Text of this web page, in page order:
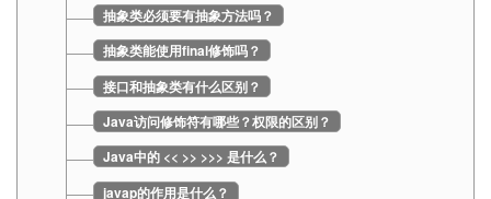
抽象类必须要有抽象方法吗？
抽象类能使用final修饰吗？
接口和抽象类有什么区别？
Java访问修饰符有哪些？权限的区别？
Java中的 << >> >>> 是什么？
javap的作用是什么？